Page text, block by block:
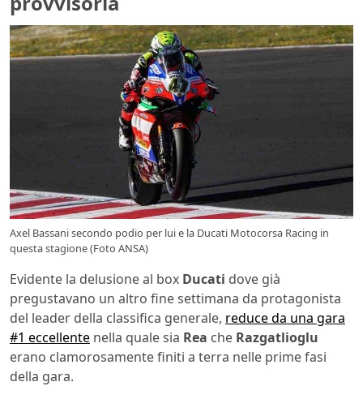
Axel Bassani secondo podio per lui e la Ducati Motocorsa Racing in
questa stagione (Foto ANSA)
Evidente la delusione al box Ducati dove già
pregustavano un altro fine settimana da protagonista
del leader della classifica generale, reduce da una gara
#1 eccellente nella quale sia Rea che Razgatlioglu
erano clamorosamente finiti a terra nelle prime fasi
della gara.